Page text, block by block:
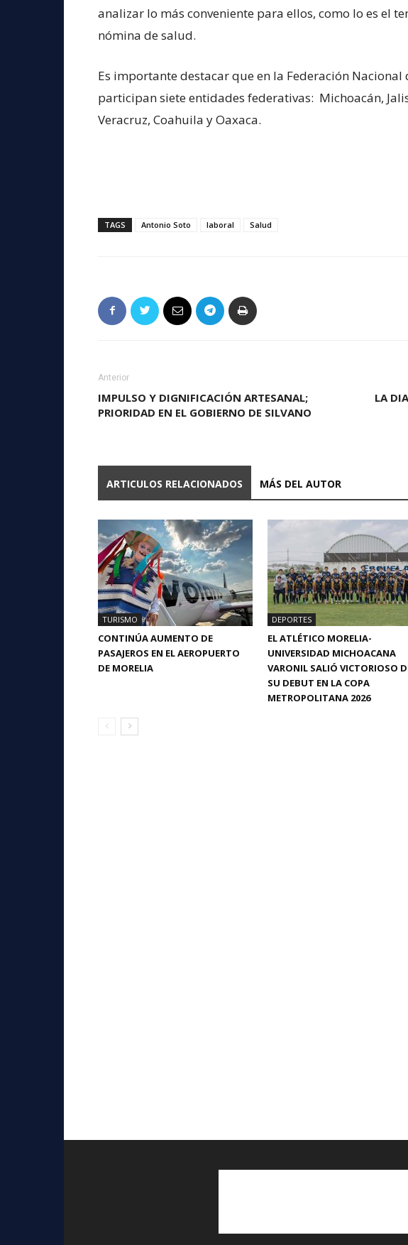
analizar lo más conveniente para ellos, como lo es el
nómina de salud.
Es importante destacar que en la Federación Nacional
participan siete entidades federativas: Michoacán,
Veracruz, Coahuila y Oaxaca.
TAGS Antonio Soto laboral Salud
Anterior
IMPULSO Y DIGNIFICACIÓN ARTESANAL;
PRIORIDAD EN EL GOBIERNO DE SILVANO
LA
ARTICULOS RELACIONADOS MÁS DEL AUTOR
TURISMO
CONTINÚA AUMENTO DE
PASAJEROS EN EL AEROPUERTO
DE MORELIA
DEPORTES
EL ATLÉTICO MORELIA-
UNIVERSIDAD MICHOACANA
VARONIL SALIÓ VICTORIOSO
SU DEBUT EN LA COPA
METROPOLITANA 2026